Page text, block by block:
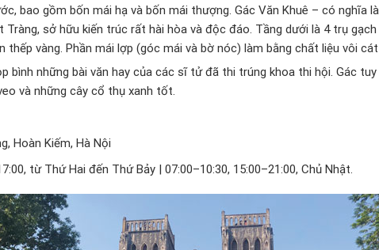
bao gồm bốn mái hạ và bốn mái thượng. Gác Văn Khuê – có nghĩa
sở hữu kiến trúc rất hài hòa và độc đáo. Tầng dưới là 4 trụ
thếp vàng. Phần mái lợp (góc mái và bờ nóc) làm bằng chất liệu vôi
bình những bài văn hay của các sĩ tử đã thi trúng khoa thi hội. Gác
và những cây cổ thụ xanh tốt.
Hoàn Kiếm, Hà Nội
từ Thứ Hai đến Thứ Bảy | 07:00–10:30, 15:00–21:00, Chủ Nhật.